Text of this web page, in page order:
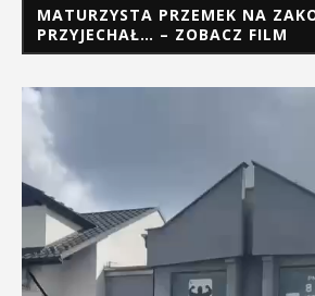
MATURZYSTA PRZEMEK NA
PRZYJECHAŁ… – ZOBACZ FILM
Odtwarzacz